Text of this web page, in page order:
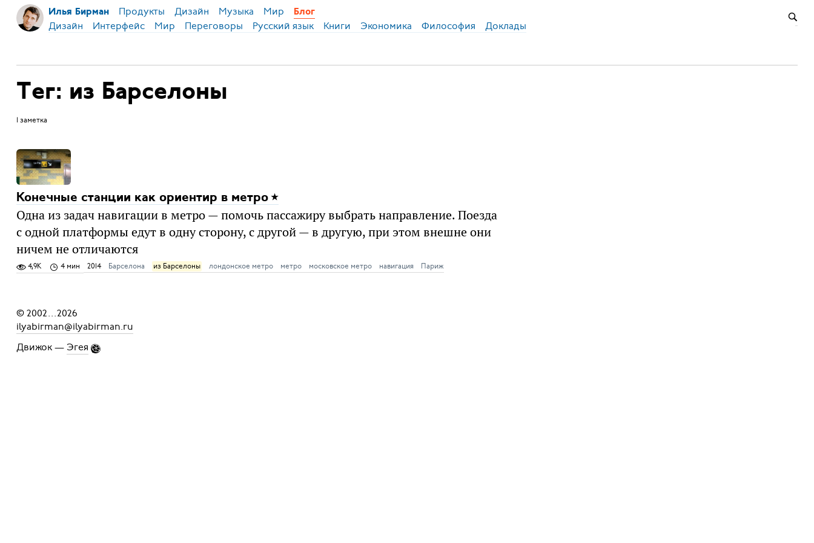
Илья Бирман Продукты Дизайн Музыка Мир Блог
Дизайн Интерфейс Мир Переговоры Русский язык Книги Экономика Философия Доклады
Тег: из Барселоны
1 заметка
Конечные станции как ориентир в метро
Одна из задач навигации в метро — помочь пассажиру выбрать направление. Поезда
с одной платформы едут в одну сторону, с другой — в другую, при этом внешне они
ничем не отличаются
4,9K 4 мин 2014 Барселона из Барселоны лондонское метро метро московское метро навигация Париж
© 2002...2026
ilyabirman@ilyabirman.ru
Движок — Эгея